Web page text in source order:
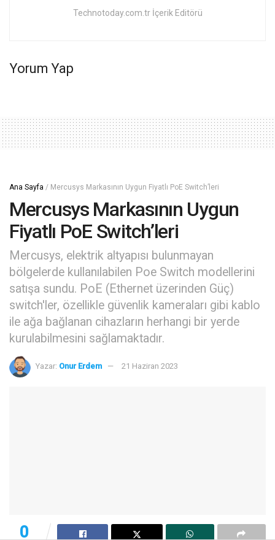
Technotoday.com.tr İçerik Editörü
Yorum Yap
Ana Sayfa / Mercusys Markasının Uygun Fiyatlı PoE Switch’leri
Mercusys Markasının Uygun
Fiyatlı PoE Switch’leri
Mercusys, elektrik altyapısı bulunmayan
bölgelerde kullanılabilen Poe Switch modellerini
satışa sundu. PoE (Ethernet üzerinden Güç)
switch'ler, özellikle güvenlik kameraları gibi kablo
ile ağa bağlanan cihazların herhangi bir yerde
kurulabilmesini sağlamaktadır.
Yazar: Onur Erdem 21 Haziran 2023
0